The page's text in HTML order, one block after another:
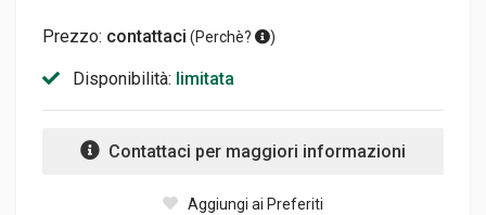
Prezzo: contattaci (Perchè? )
Disponibilità: limitata
Contattaci per maggiori informazioni
Aggiungi ai Preferiti